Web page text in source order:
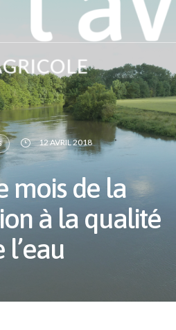
12 AVRIL 2018
mois de la
à la qualité
l’eau